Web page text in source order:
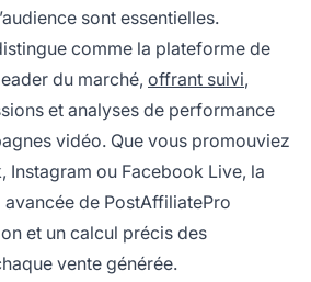
sont essentielles.
comme la plateforme de
du marché, offrant suivi,
et analyses de performance
vidéo. Que vous promouviez
Instagram ou Facebook Live, la
de PostAffiliatePro
et un calcul précis des
vente générée.